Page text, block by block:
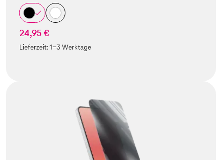
24,95 €
Lieferzeit:1-3 Werktage